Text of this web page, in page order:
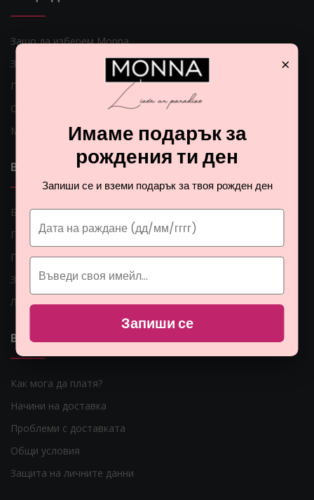
Защо да изберем Monna
За нас
Поръчки по телефона
Само оригинални продукти
Мнения на клиентите
ВАЖНИ ЛИНКОВЕ
Блог
Гаранция за Вашите пари
Парфюмите
Защо да се регистрирам?
Лесна рекламация
ВАЖНИ ЛИНКОВЕ
Как мога да платя?
Начини на доставка
Проблеми с доставката
Общи условия
Защита на личните данни
×
Имаме подарък за
рождения ти ден
Запиши се и вземи подарък за твоя рожден ден
Запиши се